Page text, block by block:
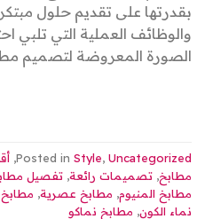
بقدرتها على تقديم حلول
والوظائف العملية التي تلبي
الصورة المعروضة لتصميم
Posted in Style, Uncategorized
,
مطابخ, تصميمات رائعة, تفصيل
مطابخ المنيوم, مطابخ عصرية,
نماء الكون, مطابخ نماكو